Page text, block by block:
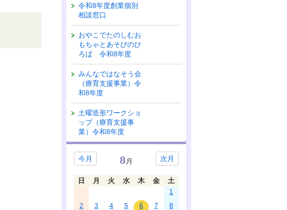
令和8年度創業個別
相談窓口
おやこでたのしむお
もちゃとあそびのひ
ろば 令和8年度
みんなではなそう会
（療育支援事業）令
和8年度
土曜造形ワークショ
ップ（療育支援事
業）令和8年度
今月 次月
8 月
日 月 火 水 木 金
土
1
2
3 4 5 6 7
8